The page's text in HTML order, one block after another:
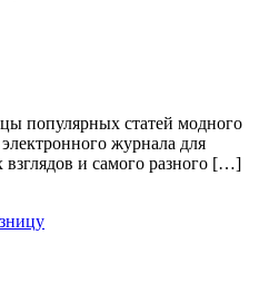
популярных статей модного
журнала для
и самого разного […]